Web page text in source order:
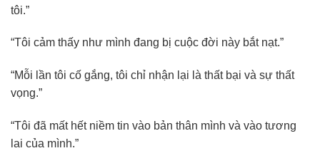
tôi.”
“Tôi cảm thấy như mình đang bị cuộc đời này bắt nạt.”
“Mỗi lần tôi cố gắng, tôi chỉ nhận lại là thất bại và sự thất
vọng.”
“Tôi đã mất hết niềm tin vào bản thân mình và vào tương
lai của mình.”